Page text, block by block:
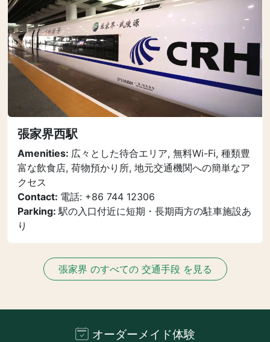
張家界西駅
Amenities: 広々とした待合エリア, 無料Wi-Fi, 種類豊
富な飲食店, 荷物預かり所, 地元交通機関への簡単なア
クセス
Contact: 電話: +86 744 12306
Parking:駅の入口付近に短期・長期両方の駐車施設あ
り
張家界 のすべての 交通手段 を見る
オーダーメイド体験